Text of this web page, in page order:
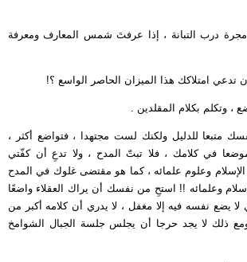
درب التبانة ، إذا عرفتَ شمس المعارف ومعرفة
امتلاكك هذا الميزان الحاصر الواسع ؟!
، وتكلم بكلام المقلدين .
للدليل ولكنك لست مجتهدا ، فتواضع أكثر ،
في كلامك ، فلا تبتّ المدح ، ولا تدعِ أن كفّتي
وعلوم علمائه ، كما هو مقتضى غلوك في المدح
وعلمائه !! استحِ من نفسك أن يراك العقلاء واضعًا
يضع نفسه فيه إلا مغفل ، لا يدري أن كلامه أكبر من
ذلك لا يجد حرجا أن يجلس جلسة الجبال الشوامخ